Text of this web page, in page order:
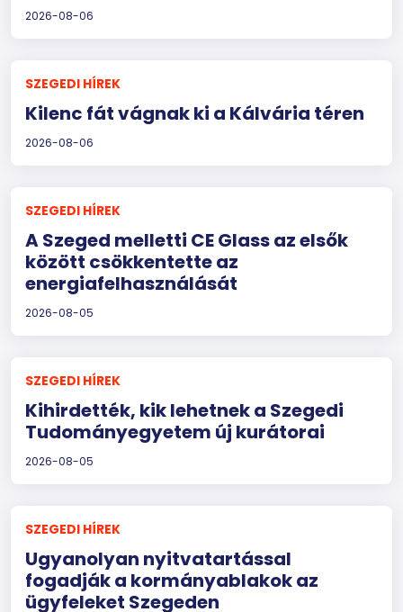
2026-08-06
SZEGEDI HÍREK
Kilenc fát vágnak ki a Kálvária téren
2026-08-06
SZEGEDI HÍREK
A Szeged melletti CE Glass az elsők
között csökkentette az
energiafelhasználását
2026-08-05
SZEGEDI HÍREK
Kihirdették, kik lehetnek a Szegedi
Tudományegyetem új kurátorai
2026-08-05
SZEGEDI HÍREK
Ugyanolyan nyitvatartással
fogadják a kormányablakok az
ügyfeleket Szegeden